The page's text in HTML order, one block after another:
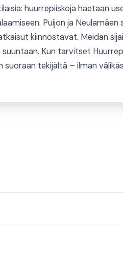
huurrepiiskoja haetaan
Puijon ja Neulamäen
kiinnostavat. Meidän
Kun tarvitset
tekijältä – ilman